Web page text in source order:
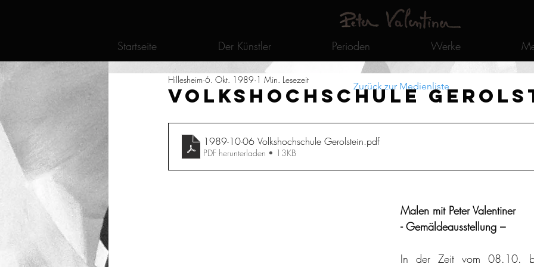
Startseite Der Künstler Perioden Werke
Volkshochschule
Hillesheim 6. Okt. 1989 1 Min. Lesezeit
1989-10-06 Volkshochschule Gerolstein.pdf
PDF herunterladen • 13KB
Malen mit Peter Valentiner
- Gemäldeausstellung –
In der Zeit vom 08.10.
Zurück zur Medienliste